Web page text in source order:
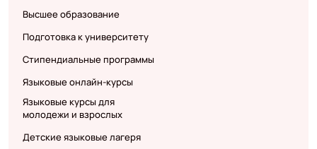
Высшее образование
Подготовка к университету
Стипендиальные программы
Языковые онлайн-курсы
Языковые курсы для
молодежи и взрослых
Детские языковые лагеря